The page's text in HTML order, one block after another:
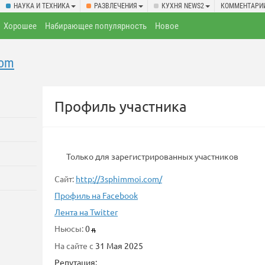
НАУКА И ТЕХНИКА РАЗВЛЕЧЕНИЯ КУХНЯ NEWS2
Хорошее Набирающее популярность Новое
Профиль участника
Только для зарегистрированных участников
Сайт: http://3sphimmoi.com/
Профиль на Facebook
Лента на Twitter
Ньюсы:0
На сайте с 31 Мая 2025
Репутация: